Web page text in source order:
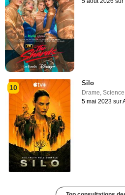
10
Silo
Drame ,
5 mai 2023 sur